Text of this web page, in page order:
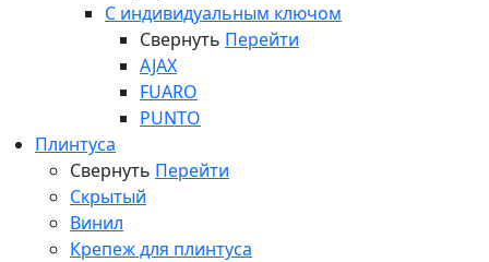
С индивидуальным ключом
Свернуть Перейти
AJAX
FUARO
PUNTO
Плинтуса
Свернуть Перейти
Скрытый
Винил
Крепеж для плинтуса